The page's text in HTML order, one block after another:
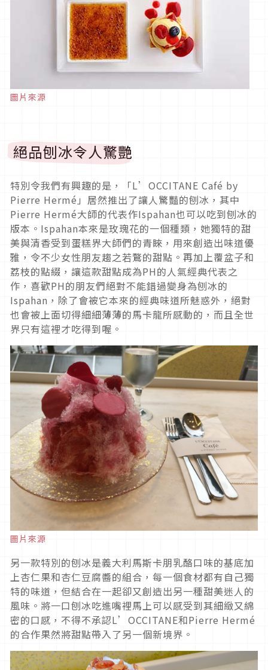
圖片來源
絕品刨冰令人驚艷
特別令我們有興趣的是，「L’OCCITANE Café by
Pierre Hermé」居然推出了讓人驚豔的刨冰，其中
Pierre Hermé大師的代表作Ispahan也可以吃到刨冰的
版本。Ispahan本來是玫瑰花的一個種類，她獨特的甜
美與清香受到蛋糕界大師們的青睞，用來創造出味道優
雅，令不少女性朋友趨之若鶩的甜點。再加上覆盆子和
荔枝的點綴，讓這款甜點成為PH的人氣經典代表之
作，喜歡PH的朋友們絕對不能錯過變身為刨冰的
Ispahan，除了會被它本來的經典味道所魅惑外，絕對
也會被上面切得細細薄薄的馬卡龍所感動的，而且全世
界只有這裡才吃得到喔。
圖片來源
另一款特別的刨冰是義大利馬斯卡朋乳酪口味的基底加
上杏仁果和杏仁豆腐醬的組合，每一個食材都有自己獨
特的味道，但結合在一起卻又創造出另一種甜美迷人的
風味。將一口刨冰吃進嘴裡馬上可以感受到其細緻又綿
密的口感，不得不承認L’OCCITANE和Pierre Hermé
的合作果然將甜點帶入了另一個新境界。